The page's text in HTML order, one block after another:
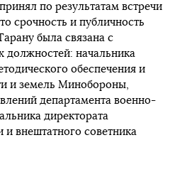
по результатам встречи
срочность и публичность
была связана с
должностей: начальника
обеспечения и
и земель Минобороны,
департамента военно-
директората
внештатного советника